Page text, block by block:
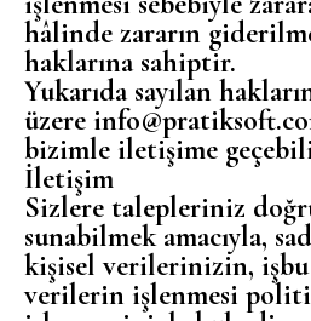
hâlinde zararın
haklarına sahiptir.
Yukarıda sayılan
üzere
bizimle iletişime
İletişim
Sizlere talepleriniz
sunabilmek amacıyla,
kişisel verilerinizin,
verilerin işlenmesi